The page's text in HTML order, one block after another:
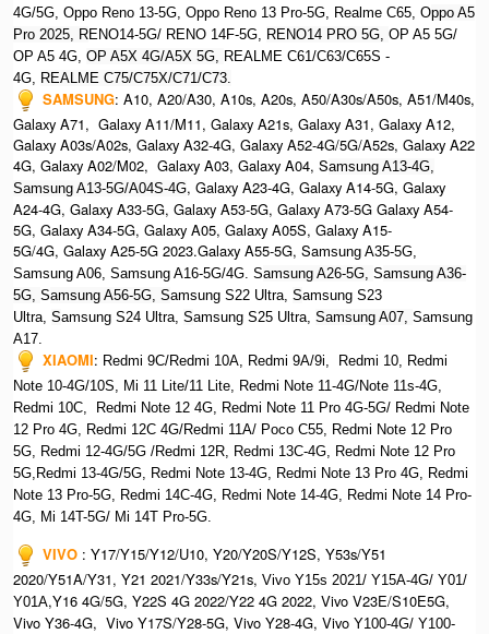
4G/5G, Oppo Reno 13-5G, Oppo Reno 13 Pro-5G, Realme C65, Oppo A5
Pro 2025, RENO14-5G/ RENO 14F-5G, RENO14 PRO 5G, OP A5 5G/
OP A5 4G, OP A5X 4G/A5X 5G, REALME C61/C63/C65S -
4G, REALME C75/C75X/C71/C73.
SAMSUNG: A10, A20/A30, A10s, A20s, A50/A30s/A50s, A51/M40s,
Galaxy A71, Galaxy A11/M11, Galaxy A21s, Galaxy A31, Galaxy A12,
Galaxy A03s/A02s, Galaxy A32-4G, Galaxy A52-4G/5G/A52s, Galaxy A22
4G, Galaxy A02/M02, Galaxy A03, Galaxy A04, Samsung A13-4G,
Samsung A13-5G/A04S-4G, Galaxy A23-4G, Galaxy A14-5G, Galaxy
A24-4G, Galaxy A33-5G, Galaxy A53-5G, Galaxy A73-5G Galaxy A54-
5G, Galaxy A34-5G, Galaxy A05, Galaxy A05S, Galaxy A15-
5G/4G, Galaxy A25-5G 2023.Galaxy A55-5G, Samsung A35-5G,
Samsung A06, Samsung A16-5G/4G. Samsung A26-5G, Samsung A36-
5G, Samsung A56-5G, Samsung S22 Ultra, Samsung S23
Ultra, Samsung S24 Ultra, Samsung S25 Ultra, Samsung A07, Samsung
A17.
XIAOMI: Redmi 9C/Redmi 10A, Redmi 9A/9i, Redmi 10, Redmi
Note 10-4G/10S, Mi 11 Lite/11 Lite, Redmi Note 11-4G/Note 11s-4G,
Redmi 10C, Redmi Note 12 4G, Redmi Note 11 Pro 4G-5G/ Redmi Note
12 Pro 4G, Redmi 12C 4G/Redmi 11A/ Poco C55, Redmi Note 12 Pro
5G, Redmi 12-4G/5G /Redmi 12R, Redmi 13C-4G, Redmi Note 12 Pro
5G,Redmi 13-4G/5G, Redmi Note 13-4G, Redmi Note 13 Pro 4G, Redmi
Note 13 Pro-5G, Redmi 14C-4G, Redmi Note 14-4G, Redmi Note 14 Pro-
4G, Mi 14T-5G/ Mi 14T Pro-5G.
VIVO : Y17/Y15/Y12/U10, Y20/Y20S/Y12S, Y53s/Y51
2020/Y51A/Y31, Y21 2021/Y33s/Y21s, Vivo Y15s 2021/ Y15A-4G/ Y01/
Y01A,Y16 4G/5G, Y22S 4G 2022/Y22 4G 2022, Vivo V23E/S10E5G,
Vivo Y36-4G, Vivo Y17S/Y28-5G, Vivo Y28-4G, Vivo Y100-4G/ Y100-